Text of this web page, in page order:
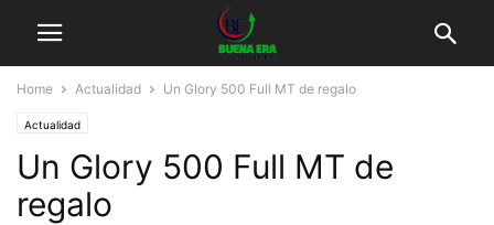
Home Actualidad Un Glory 500 Full MT de regalo
Actualidad
Un Glory 500 Full MT de
regalo